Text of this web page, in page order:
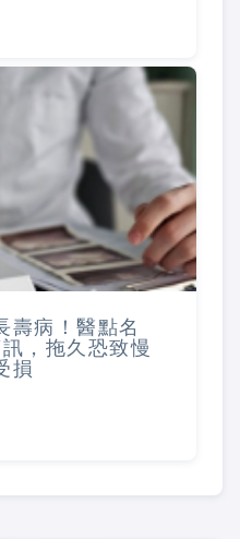
壽病！醫點名
，拖久恐致慢
損